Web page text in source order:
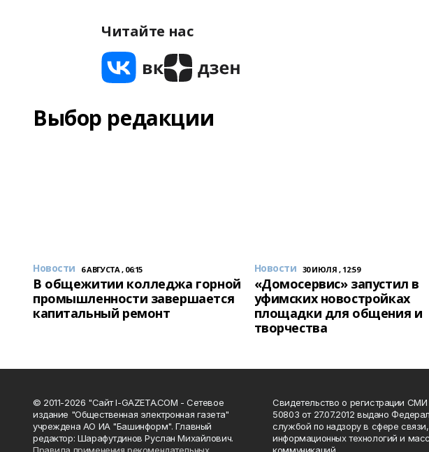
Читайте нас
Выбор редакции
Новости 6 АВГУСТА , 06:15
В общежитии колледжа горной
промышленности завершается
капитальный ремонт
Новости 30 ИЮЛЯ , 12:59
«Домосервис» запустил в
уфимских новостройках
площадки для общения и
творчества
© 2011-2026 "Сайт I-GAZETA.COM - Сетевое
издание "Общественная электронная газета"
учреждена АО ИА "Башинформ". Главный
редактор: Шарафутдинов Руслан Михайлович.
Свидетельство о регистрации
50803 от 27.07.2012 выдано
службой по надзору в сфере связи,
информационных технологий и